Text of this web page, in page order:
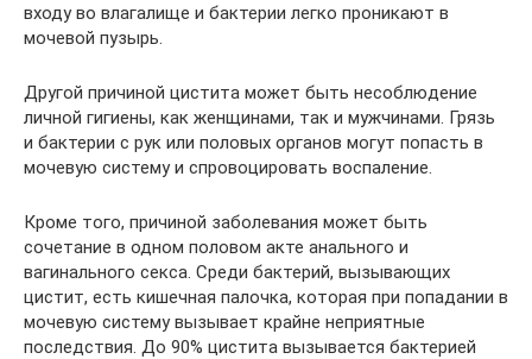
входу во влагалище и бактерии легко проникают в
мочевой пузырь.
Другой причиной цистита может быть несоблюдение
личной гигиены, как женщинами, так и мужчинами. Грязь
и бактерии с рук или половых органов могут попасть в
мочевую систему и спровоцировать воспаление.
Кроме того, причиной заболевания может быть
сочетание в одном половом акте анального и
вагинального секса. Среди бактерий, вызывающих
цистит, есть кишечная палочка, которая при попадании в
мочевую систему вызывает крайне неприятные
последствия. До 90% цистита вызывается бактерией